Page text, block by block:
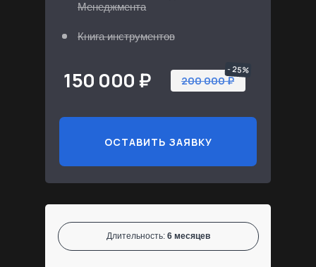
Длительность: 6 месяцев
Менеджмента
150 000 ₽ 200 000 ₽
- 25%
Книга инструментов
ОСТАВИТЬ ЗАЯВКУ